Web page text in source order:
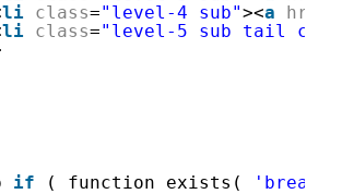
li class="level-4 sub"><a href
li class="level-5 sub tail
if ( function_exists(